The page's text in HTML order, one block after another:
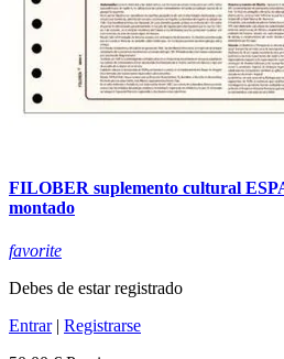
FILOBER suplemento cultural
montado
favorite
Debes de estar registrado
Entrar| Registrarse